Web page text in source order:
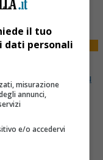
Fonte preferita su
“Il
che celebra il
rilevanza
il tuo
dati personali
misurazione
annunci,
e/o accedervi